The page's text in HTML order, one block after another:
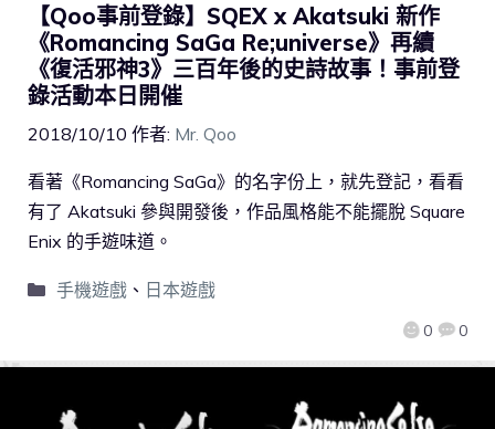
【Qoo事前登錄】SQEX x Akatsuki 新作
《Romancing SaGa Re;universe》再續
《復活邪神3》三百年後的史詩故事！事前登
錄活動本日開催
2018/10/10 作者: Mr. Qoo
0 0
看著《Romancing SaGa》的名字份上，就先登記，看看
有了 Akatsuki 參與開發後，作品風格能不能擺脫 Square
Enix 的手遊味道。
手機遊戲、 日本遊戲